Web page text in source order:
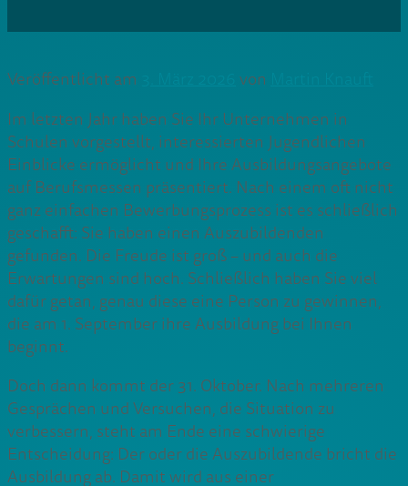
Veröffentlicht am von
Im letzten Jahr haben Sie Ihr Unternehmen in
Schulen vorgestellt, interessierten Jugendlichen
Einblicke ermöglicht und Ihre Ausbildungsangebote
auf Berufsmessen präsentiert. Nach einem oft nicht
ganz einfachen Bewerbungsprozess ist es schließlich
geschafft: Sie haben einen Auszubildenden
gefunden. Die Freude ist groß – und auch die
Erwartungen sind hoch. Schließlich haben Sie viel
dafür getan, genau diese eine Person zu gewinnen,
die am 1. September ihre Ausbildung bei Ihnen
beginnt.
Doch dann kommt der 31. Oktober. Nach mehreren
Gesprächen und Versuchen, die Situation zu
verbessern, steht am Ende eine schwierige
Entscheidung: Der oder die Auszubildende bricht die
Ausbildung ab. Damit wird aus einer